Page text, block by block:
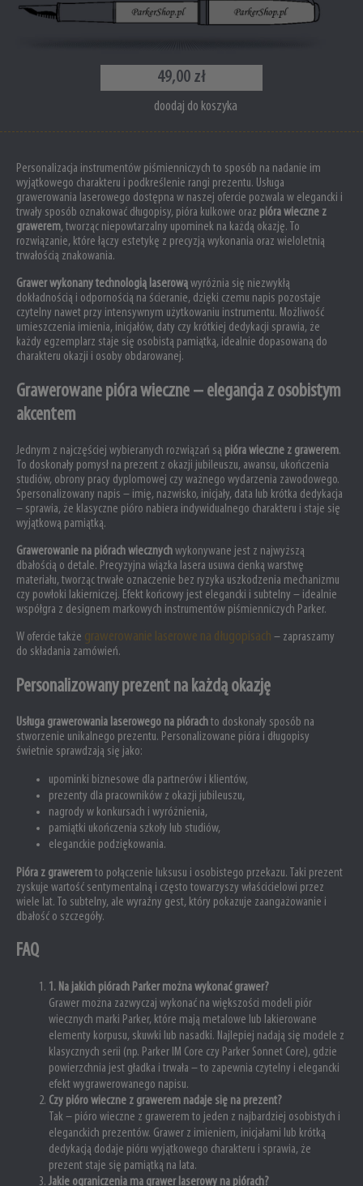
49,00 zł
doodaj do koszyka
Personalizacja instrumentów piśmienniczych to sposób na nadanie im
wyjątkowego charakteru i podkreślenie rangi prezentu. Usługa
grawerowania laserowego dostępna w naszej ofercie pozwala w elegancki i
trwały sposób oznakować długopisy, pióra kulkowe oraz pióra wieczne z
grawerem, tworząc niepowtarzalny upominek na każdą okazję. To
rozwiązanie, które łączy estetykę z precyzją wykonania oraz wieloletnią
trwałością znakowania.
Grawer wykonany technologią laserowąwyróżnia się niezwykłą
dokładnością i odpornością na ścieranie, dzięki czemu napis pozostaje
czytelny nawet przy intensywnym użytkowaniu instrumentu. Możliwość
umieszczenia imienia, inicjałów, daty czy krótkiej dedykacji sprawia, że
każdy egzemplarz staje się osobistą pamiątką, idealnie dopasowaną do
charakteru okazji i osoby obdarowanej.
Grawerowane pióra wieczne – elegancja z osobistym
akcentem
Jednym z najczęściej wybieranych rozwiązań są pióra wieczne z grawerem.
To doskonały pomysł na prezent z okazji jubileuszu, awansu, ukończenia
studiów, obrony pracy dyplomowej czy ważnego wydarzenia zawodowego.
Spersonalizowany napis – imię, nazwisko, inicjały, data lub krótka dedykacja
– sprawia, że klasyczne pióro nabiera indywidualnego charakteru i staje się
wyjątkową pamiątką.
Grawerowanie na piórach wiecznychwykonywane jest z najwyższą
dbałością o detale. Precyzyjna wiązka lasera usuwa cienką warstwę
materiału, tworząc trwałe oznaczenie bez ryzyka uszkodzenia mechanizmu
czy powłoki lakierniczej. Efekt końcowy jest elegancki i subtelny – idealnie
współgra z designem markowych instrumentów piśmienniczych Parker.
W ofercie także grawerowanie laserowe na długopisach – zapraszamy
do składania zamówień.
Personalizowany prezent na każdą okazję
Usługa grawerowania laserowego na piórachto doskonały sposób na
stworzenie unikalnego prezentu. Personalizowane pióra i długopisy
świetnie sprawdzają się jako:
upominki biznesowe dla partnerów i klientów,
prezenty dla pracowników z okazji jubileuszu,
nagrody w konkursach i wyróżnienia,
pamiątki ukończenia szkoły lub studiów,
eleganckie podziękowania.
Pióra z graweremto połączenie luksusu i osobistego przekazu. Taki prezent
zyskuje wartość sentymentalną i często towarzyszy właścicielowi przez
wiele lat. To subtelny, ale wyraźny gest, który pokazuje zaangażowanie i
dbałość o szczegóły.
FAQ
1. Na jakich piórach Parker można wykonać grawer?
Grawer można zazwyczaj wykonać na większości modeli piór
wiecznych marki Parker, które mają metalowe lub lakierowane
elementy korpusu, skuwki lub nasadki. Najlepiej nadają się modele z
klasycznych serii (np. Parker IM Core czy Parker Sonnet Core), gdzie
powierzchnia jest gładka i trwała – to zapewnia czytelny i elegancki
efekt wygrawerowanego napisu.
Czy pióro wieczne z grawerem nadaje się na prezent?
Tak – pióro wieczne z grawerem to jeden z najbardziej osobistych i
eleganckich prezentów. Grawer z imieniem, inicjałami lub krótką
dedykacją dodaje pióru wyjątkowego charakteru i sprawia, że
prezent staje się pamiątką na lata.
Jakie ograniczenia ma grawer laserowy na piórach?